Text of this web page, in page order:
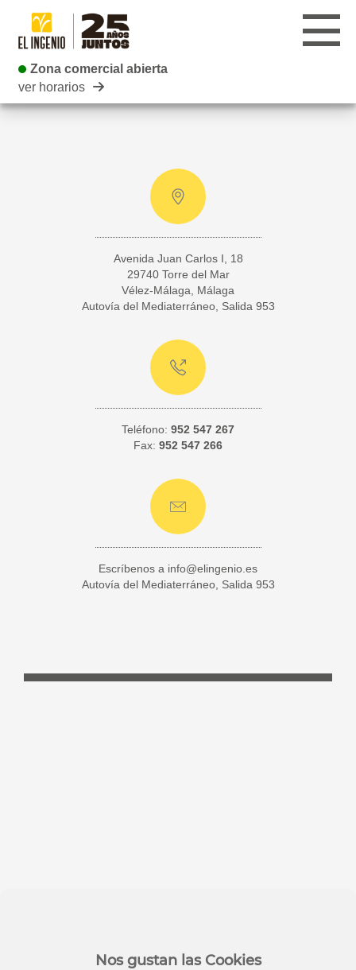
Zona comercial abierta
RESTAURANTES
CARTELERA
EVENTOS
Zona comercial abierta
ver horarios
Avenida Juan Carlos I, 18
29740 Torre del Mar
Vélez-Málaga, Málaga
Autovía del Mediaterráneo, Salida 953
Teléfono: 952 547 267
Fax: 952 547 266
Escríbenos a info@elingenio.es
Autovía del Mediaterráneo, Salida 953
Nos gustan las Cookies